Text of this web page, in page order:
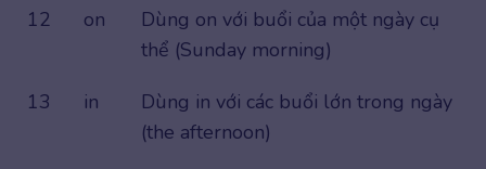
12
on
Dùng on với buổi của một ngày cụ
thể (Sunday morning)
13
in
Dùng in với các buổi lớn trong ngày
(the afternoon)